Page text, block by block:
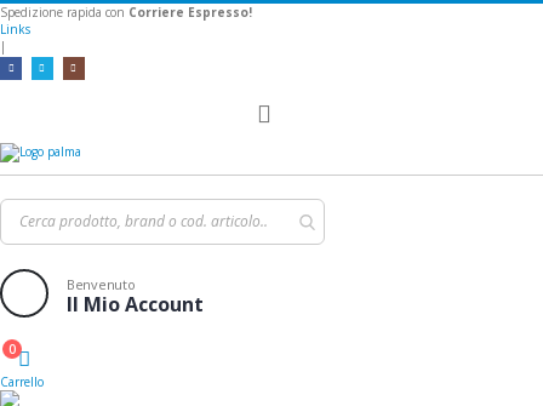
Spedizione rapida con Corriere Espresso!
Links
|
Benvenuto
Il Mio Account
Cart
0
Carrello